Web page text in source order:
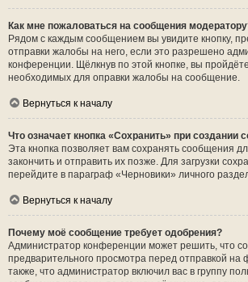
Как мне пожаловаться на сообщения
Рядом с каждым сообщением вы увидите кнопку,
отправки жалобы на него, если это разрешено
конференции. Щёлкнув по этой кнопке, вы
необходимых для оправки жалобы на сообщение.
Вернуться к началу
Что означает кнопка «Сохранить» при создании
Эта кнопка позволяет вам сохранять сообщения
закончить и отправить их позже. Для загрузки
перейдите в параграф «Черновики» личного
Вернуться к началу
Почему моё сообщение требует одобрения?
Администратор конференции может решить, что
предварительного просмотра перед отправкой
также, что администратор включил вас в группу